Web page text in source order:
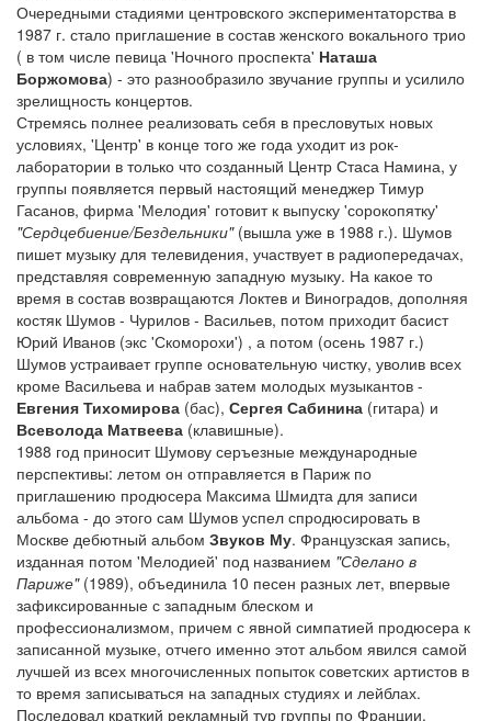
Очередными стадиями центровского экспериментаторства в
1987 г. стало приглашение в состав женского вокального трио
( в том числе певица 'Ночного проспекта' Наташа
Боржомова) - это разнообразило звучание группы и усилило
зрелищность концертов.
Стремясь полнее реализовать себя в пресловутых новых
условиях, 'Центр' в конце того же года уходит из рок-
лаборатории в только что созданный Центр Стаса Намина, у
группы появляется первый настоящий менеджер Тимур
Гасанов, фирма 'Мелодия' готовит к выпуску 'сорокопятку'
"Сердцебиение/Бездельники"(вышла уже в 1988 г.). Шумов
пишет музыку для телевидения, участвует в радиопередачах,
представляя современную западную музыку. На какое то
время в состав возвращаются Локтев и Виноградов, дополняя
костяк Шумов - Чурилов - Васильев, потом приходит басист
Юрий Иванов (экс 'Скоморохи') , а потом (осень 1987 г.)
Шумов устраивает группе основательную чистку, уволив всех
кроме Васильева и набрав затем молодых музыкантов -
Евгения Тихомирова (бас), Сергея Сабинина (гитара) и
Всеволода Матвеева (клавишные).
1988 год приносит Шумову серъезные международные
перспективы: летом он отправляется в Париж по
приглашению продюсера Максима Шмидта для записи
альбома - до этого сам Шумов успел спродюсировать в
Москве дебютный альбом Звуков Му. Французская запись,
изданная потом 'Мелодией' под названием "Сделано в
Париже"(1989), объединила 10 песен разных лет, впервые
зафиксированные с западным блеском и
профессионализмом, причем с явной симпатией продюсера к
записанной музыке, отчего именно этот альбом явился самой
лучшей из всех многочисленных попыток советских артистов в
то время записываться на западных студиях и лейблах.
Последовал краткий рекламный тур группы по Франции.